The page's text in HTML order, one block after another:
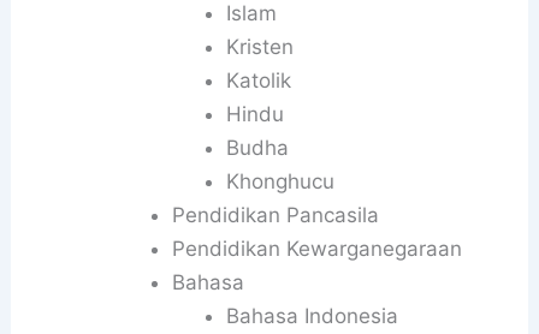
Islam
Kristen
Katolik
Hindu
Budha
Khonghucu
Pendidikan Pancasila
Pendidikan Kewarganegaraan
Bahasa
Bahasa Indonesia